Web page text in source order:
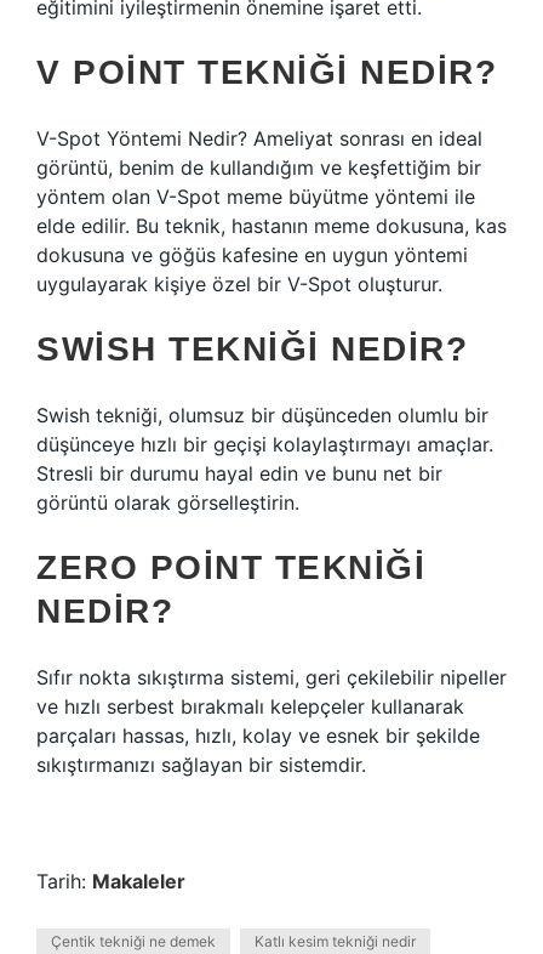
eğitimini iyileştirmenin önemine işaret etti.
V POINT TEKNIĞI NEDIR?
V-Spot Yöntemi Nedir? Ameliyat sonrası en ideal
görüntü, benim de kullandığım ve keşfettiğim bir
yöntem olan V-Spot meme büyütme yöntemi ile
elde edilir. Bu teknik, hastanın meme dokusuna, kas
dokusuna ve göğüs kafesine en uygun yöntemi
uygulayarak kişiye özel bir V-Spot oluşturur.
SWISH TEKNIĞI NEDIR?
Swish tekniği, olumsuz bir düşünceden olumlu bir
düşünceye hızlı bir geçişi kolaylaştırmayı amaçlar.
Stresli bir durumu hayal edin ve bunu net bir
görüntü olarak görselleştirin.
ZERO POINT TEKNIĞI
NEDIR?
Sıfır nokta sıkıştırma sistemi, geri çekilebilir nipeller
ve hızlı serbest bırakmalı kelepçeler kullanarak
parçaları hassas, hızlı, kolay ve esnek bir şekilde
sıkıştırmanızı sağlayan bir sistemdir.
Tarih: Makaleler
Çentik tekniği ne demek Katlı kesim tekniği nedir